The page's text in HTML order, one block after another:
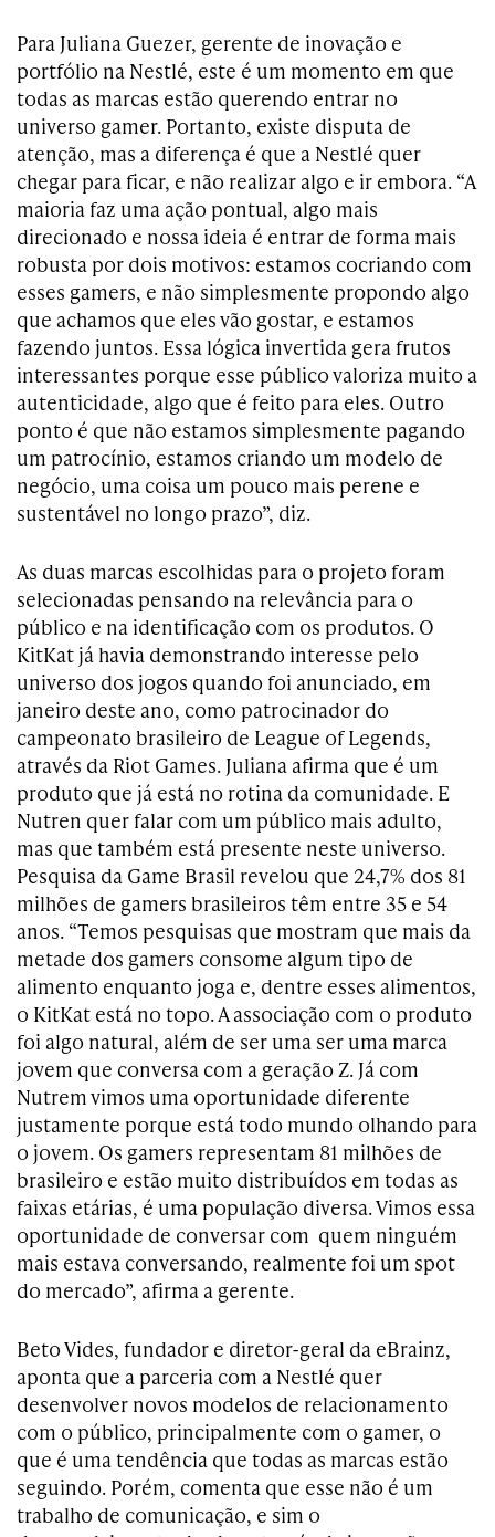
Para Juliana Guezer, gerente de inovação e
portfólio na Nestlé, este é um momento em que
todas as marcas estão querendo entrar no
universo gamer. Portanto, existe disputa de
atenção, mas a diferença é que a Nestlé quer
chegar para ficar, e não realizar algo e ir embora. “A
maioria faz uma ação pontual, algo mais
direcionado e nossa ideia é entrar de forma mais
robusta por dois motivos: estamos cocriando com
esses gamers, e não simplesmente propondo algo
que achamos que eles vão gostar, e estamos
fazendo juntos. Essa lógica invertida gera frutos
interessantes porque esse público valoriza muito a
autenticidade, algo que é feito para eles. Outro
ponto é que não estamos simplesmente pagando
um patrocínio, estamos criando um modelo de
negócio, uma coisa um pouco mais perene e
sustentável no longo prazo”, diz.
As duas marcas escolhidas para o projeto foram
selecionadas pensando na relevância para o
público e na identificação com os produtos. O
KitKat já havia demonstrando interesse pelo
universo dos jogos quando foi anunciado, em
janeiro deste ano, como patrocinador do
campeonato brasileiro de League of Legends,
através da Riot Games. Juliana afirma que é um
produto que já está no rotina da comunidade. E
Nutren quer falar com um público mais adulto,
mas que também está presente neste universo.
Pesquisa da Game Brasil revelou que 24,7% dos 81
milhões de gamers brasileiros têm entre 35 e 54
anos. “Temos pesquisas que mostram que mais da
metade dos gamers consome algum tipo de
alimento enquanto joga e, dentre esses alimentos,
o KitKat está no topo. A associação com o produto
foi algo natural, além de ser uma ser uma marca
jovem que conversa com a geração Z. Já com
Nutrem vimos uma oportunidade diferente
justamente porque está todo mundo olhando para
o jovem. Os gamers representam 81 milhões de
brasileiro e estão muito distribuídos em todas as
faixas etárias, é uma população diversa. Vimos essa
oportunidade de conversar com quem ninguém
mais estava conversando, realmente foi um spot
do mercado”, afirma a gerente.
Beto Vides, fundador e diretor-geral da eBrainz,
aponta que a parceria com a Nestlé quer
desenvolver novos modelos de relacionamento
com o público, principalmente com o gamer, o
que é uma tendência que todas as marcas estão
seguindo. Porém, comenta que esse não é um
trabalho de comunicação, e sim o